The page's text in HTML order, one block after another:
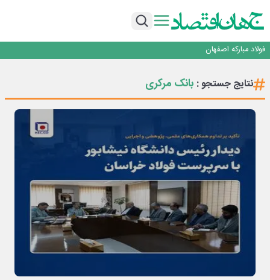
تداوم صعود مس در بازارهای جهانی؛ قیمت فلز سرخ از ۱۴هزار دلار در هر تن عبور کرد
فولاد مبارکه اصفهان
تجدیدپذیر با حضور استاندار اصفهان
گفتگو با کاوه معلمی، مدیر حسابداری مدیریت فولادسنگان
تداوم صعود مس در بازارهای جهانی؛ قیمت فلز سرخ از ۱۴هزار دلار در هر تن عبور کرد
نتایج جستجو : بانک مرکری